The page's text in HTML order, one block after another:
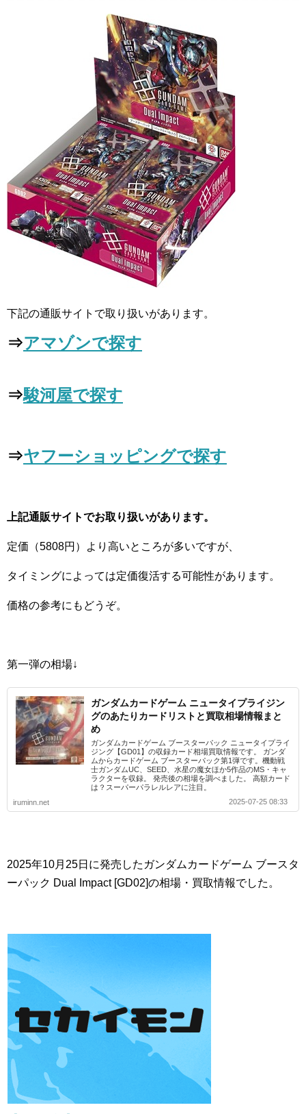
下記の通販サイトで取り扱いがあります。
⇒アマゾンで探す
⇒駿河屋で探す
⇒ヤフーショッピングで探す
上記通販サイトでお取り扱いがあります。
定価（5808円）より高いところが多いですが、
タイミングによっては定価復活する可能性があります。
価格の参考にもどうぞ。
第一弾の相場↓
ガンダムカードゲーム ニュータイプライジン
グのあたりカードリストと買取相場情報まと
め
ガンダムカードゲーム ブースターパック ニュータイプライ
ジング【GD01】の収録カード相場買取情報です。 ガンダ
ムからカードゲーム ブースターパック第1弾です。機動戦
士ガンダムUC、SEED、水星の魔女ほか5作品のMS・キャ
ラクターを収録。 発売後の相場を調べました。 高額カード
は？スーパーパラレルレアに注目。
iruminn.net
2025-07-25 08:33
2025年10月25日に発売したガンダムカードゲーム ブースタ
ーパック Dual Impact [GD02]の相場・買取情報でした。